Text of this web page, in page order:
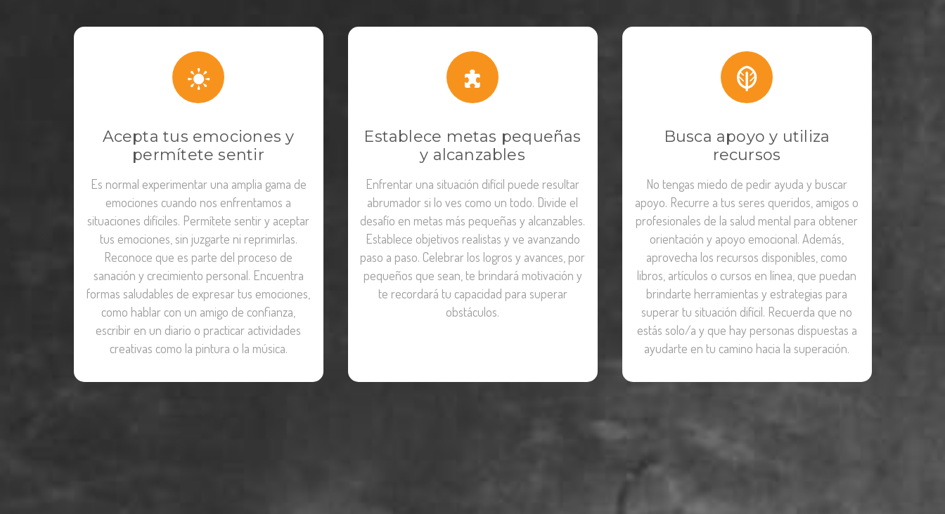
Acepta tus emociones y
permítete sentir
Es normal experimentar una amplia gama de
emociones cuando nos enfrentamos a
situaciones difíciles. Permítete sentir y aceptar
tus emociones, sin juzgarte ni reprimirlas.
Reconoce que es parte del proceso de
sanación y crecimiento personal. Encuentra
formas saludables de expresar tus emociones,
como hablar con un amigo de confianza,
escribir en un diario o practicar actividades
creativas como la pintura o la música.
Establece metas pequeñas
y alcanzables
Enfrentar una situación difícil puede resultar
abrumador si lo ves como un todo. Divide el
desafío en metas más pequeñas y alcanzables.
Establece objetivos realistas y ve avanzando
paso a paso. Celebrar los logros y avances, por
pequeños que sean, te brindará motivación y
te recordará tu capacidad para superar
obstáculos.
Busca apoyo y utiliza
recursos
No tengas miedo de pedir ayuda y buscar
apoyo. Recurre a tus seres queridos, amigos o
profesionales de la salud mental para obtener
orientación y apoyo emocional. Además,
aprovecha los recursos disponibles, como
libros, artículos o cursos en línea, que puedan
brindarte herramientas y estrategias para
superar tu situación difícil. Recuerda que no
estás solo/a y que hay personas dispuestas a
ayudarte en tu camino hacia la superación.